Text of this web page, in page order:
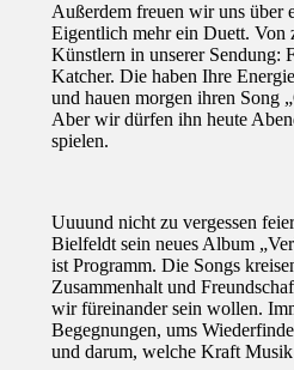
Außerdem freuen wir uns über
Eigentlich mehr ein Duett. Von
Künstlern in unserer Sendung:
Katcher. Die haben Ihre
und hauen morgen ihren Song
Aber wir dürfen ihn heute
spielen.
Uuuund nicht zu vergessen
Bielfeldt sein neues Album
ist Programm. Die Songs
Zusammenhalt und
wir füreinander sein wollen.
Begegnungen, ums
und darum, welche Kraft